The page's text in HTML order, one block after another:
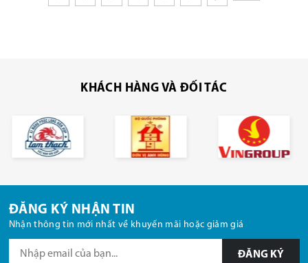
KHÁCH HÀNG VÀ ĐỐI TÁC
ĐĂNG KÝ NHẬN TIN
Nhận thông tin mới nhất về khuyến mãi hoặc giảm giá
ĐĂNG KÝ